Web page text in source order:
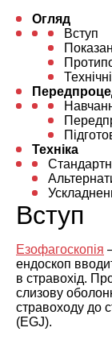
Огляд
Вступ
Техніка
Вступ
Езофагоскопія
ендоскоп
в стравохід.
слизову
стравоходу до
(EGJ).